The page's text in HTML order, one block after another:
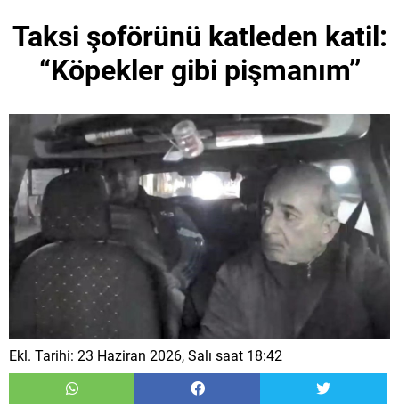
Taksi şoförünü katleden katil:
“Köpekler gibi pişmanım’’
Ekl. Tarihi: 23 Haziran 2026, Salı saat 18:42